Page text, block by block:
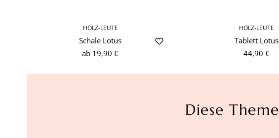
HOLZ-LEUTE
Schale Lotus
ab 19,90 €
HOLZ-LEUTE
Tablett Lotus
44,90 €
Diese